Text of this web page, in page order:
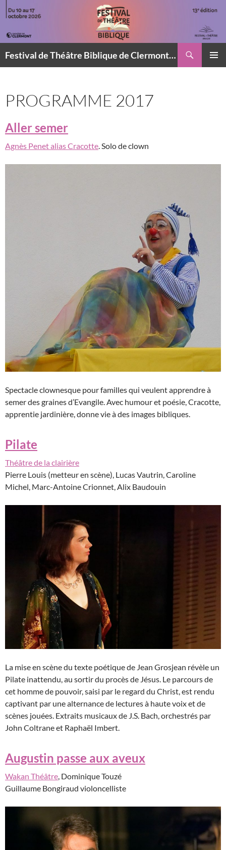
au
Festival de Théâtre Biblique de Clermont-Ferrand
PROGRAMME 2017
Aller semer
Agnès Penet alias Cracotte. Solo de clown
Spectacle clownesque pour familles qui veulent apprendre à
semer des graines d’Evangile. Avec humour et poésie, Cracotte,
apprentie jardinière, donne vie à des images bibliques.
Pilate
Théâtre de la clairière
Pierre Louis (metteur en scène), Lucas Vautrin, Caroline
Michel, Marc-Antoine Crionnet, Alix Baudouin
La mise en scène du texte poétique de Jean Grosjean révèle un
Pilate inattendu, au sortir du procès de Jésus. Le parcours de
cet homme de pouvoir, saisi par le regard du Christ, est rendu
captivant par une alternance de lectures à haute voix et de
scènes jouées. Extraits musicaux de J.S. Bach, orchestrés par
John Coltrane et Raphaël Imbert.
Augustin passe aux aveux
Wakan Théâtre, Dominique Touzé
Guillaume Bongiraud violoncelliste